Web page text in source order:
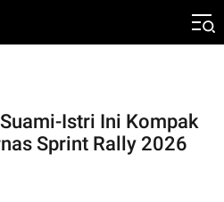
Istri Ini Kompak
Sprint Rally 2026